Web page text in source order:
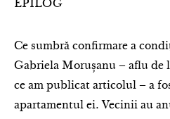
EPILOG
Ce sumbră confirmare a
Gabriela Morușanu – aflu de
ce am publicat articolul – a
apartamentul ei. Vecinii au